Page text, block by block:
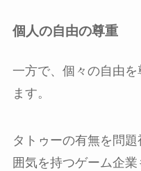
個人の自由の尊重
一方で、個々の自由
ます。
タトゥーの有無を問
囲気を持つゲーム企業